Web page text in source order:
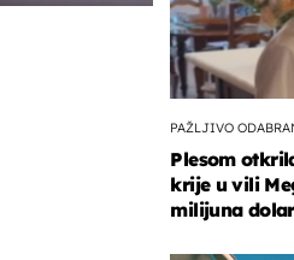
PAŽLJIVO
Plesom
krije u vili
milijuna